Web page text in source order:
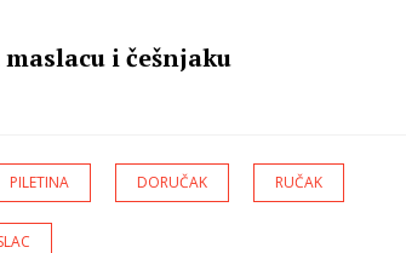
i češnjaku
PILETINA DORUČAK RUČAK